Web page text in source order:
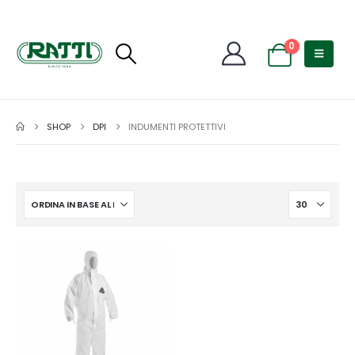
0
SHOP DPI INDUMENTI PROTETTIVI